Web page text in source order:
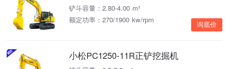
铲斗容量：2.80-4.00 m³
额定功率：270/1900 kw/rpm
询底价
小松PC1250-11R正铲挖掘机